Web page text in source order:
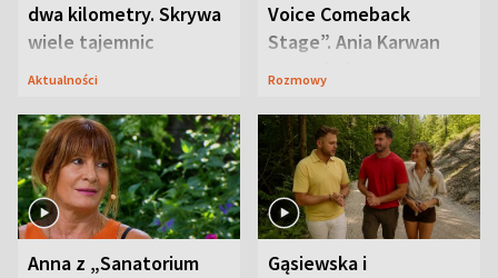
dwa kilometry. Skrywa
wiele tajemnic
Aktualności
Voice Comeback
Stage”. Ania Karwan
zapowiada
Rozmowy
Anna z „Sanatorium
Gąsiewska i